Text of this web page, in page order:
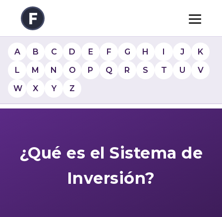
A B C D E F G H I J
K
L
M N O P Q R S T U
V
W
X Y Z
¿Qué es el Sistema de
Inversión?